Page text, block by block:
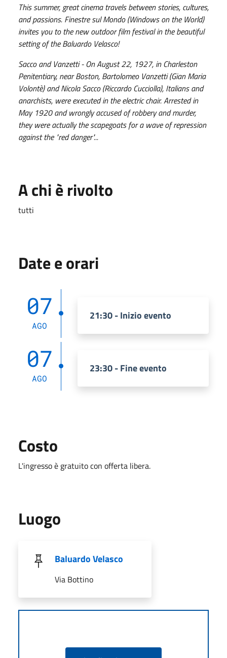
This summer, great cinema travels between stories, cultures,
and passions. Finestre sul Mondo (Windows on the World)
invites you to the new outdoor film festival in the beautiful
setting of the Baluardo Velasco!
Sacco and Vanzetti - On August 22, 1927, in Charleston
Penitentiary, near Boston, Bartolomeo Vanzetti (Gian Maria
Volontè) and Nicola Sacco (Riccardo Cucciolla), Italians and
anarchists, were executed in the electric chair. Arrested in
May 1920 and wrongly accused of robbery and murder,
they were actually the scapegoats for a wave of repression
against the "red danger"...
A chi è rivolto
tutti
Date e orari
07
AGO
21:30 - Inizio evento
07
AGO
23:30 - Fine evento
Costo
L'ingresso è gratuito con offerta libera.
Luogo
Baluardo Velasco
Via Bottino